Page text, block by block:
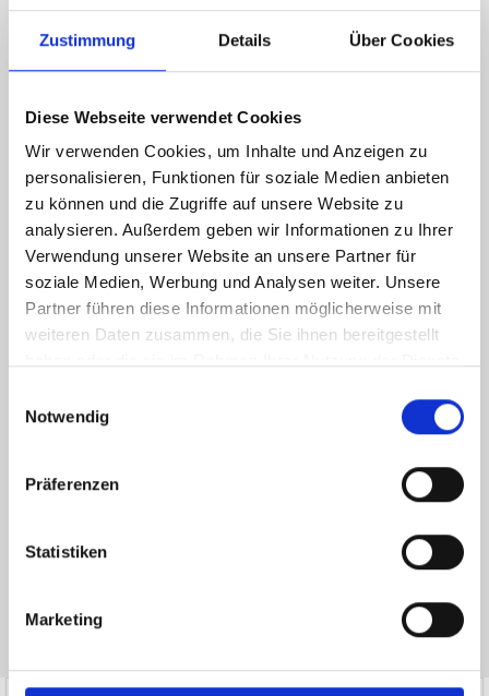
Zustimmung Details Über Cookies
Diese Webseite verwendet Cookies
Wir verwenden Cookies, um Inhalte und Anzeigen zu
personalisieren, Funktionen für soziale Medien anbieten
zu können und die Zugriffe auf unsere Website zu
analysieren. Außerdem geben wir Informationen zu Ihrer
Verwendung unserer Website an unsere Partner für
soziale Medien, Werbung und Analysen weiter. Unsere
Partner führen diese Informationen möglicherweise mit
weiteren Daten zusammen, die Sie ihnen bereitgestellt
Notwendig
Präferenzen
Statistiken
Marketing
automatisch über passende
neue Angebote
Ich habe die
zur Kenntnis genommen. Ich stimme
zu, dass meine Angaben und Daten zur Beantwortung meiner Anfrage
Hinweis: Sie können Ihre Einwilligung jederzeit für die Zukunft per E-Mail
* Pflichtfelder